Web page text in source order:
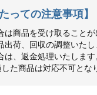
っての注意事項】
商品を受け取ることが
荷、回収の調整いたし
、返金処理いたします
た商品は対応不可とな